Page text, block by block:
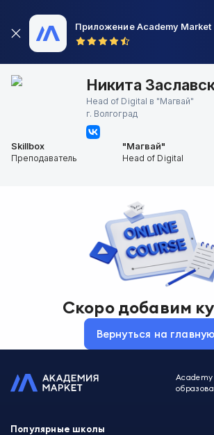
Приложение Academy Market
Никита
Head of Digital в "Магвай"
г. Волгоград
Skillbox
Преподаватель
"Магвай"
Head of Digital
Скоро добавим
Вернуться на главную
Academy
Популярные школы